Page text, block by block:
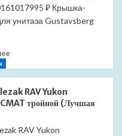
₽ Крышка-
унитаза Gustavsberg
Прочитать
Сиденье
для
унитаза
Logic
RAV Yukon
тройной (Лучшая
RAV Yukon